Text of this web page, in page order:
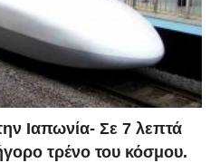
Ιαπωνία- Σε 7 λεπτά
τρένο του κόσμου.